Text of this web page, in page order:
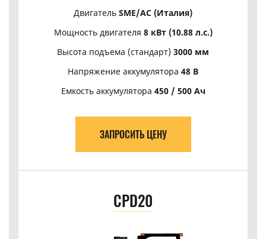
Двигатель SME/АС (Италия)
Мощность двигателя 8 кВт (10.88 л.с.)
Высота подъема (стандарт) 3000 мм
Напряжение аккумулятора 48 В
Емкость аккумулятора 450 / 500 Ач
ЗАПРОСИТЬ ЦЕНУ
CPD20